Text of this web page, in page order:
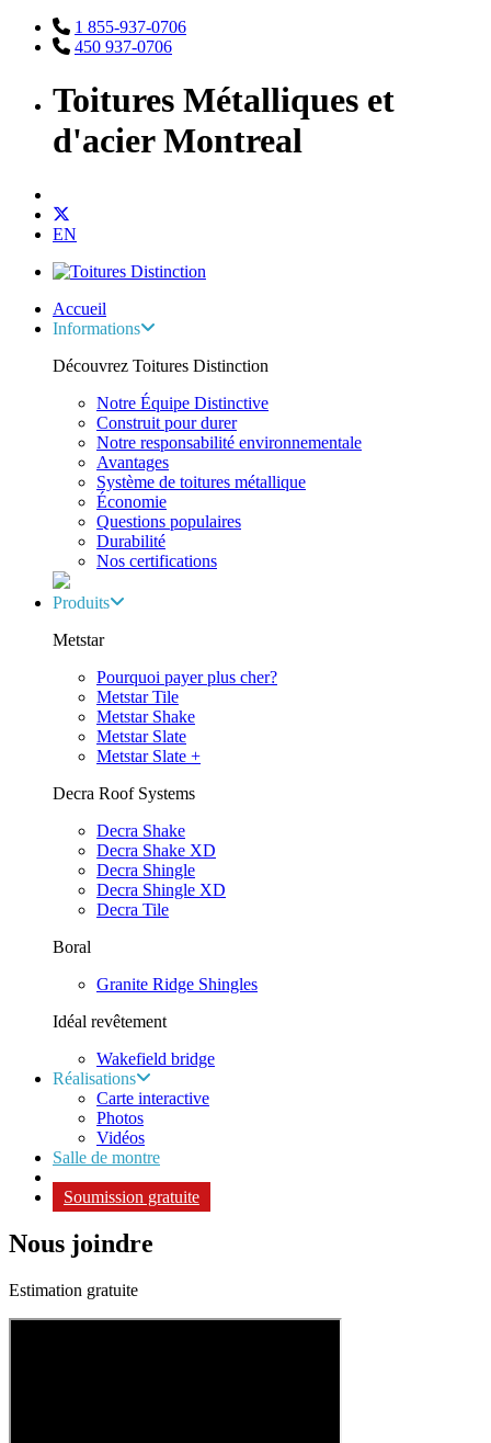
1 855-937-0706
450 937-0706
Toitures Métalliques et
d'acier Montreal
EN
Accueil
Informations
Découvrez Toitures Distinction
Notre Équipe Distinctive
Construit pour durer
Notre responsabilité environnementale
Avantages
Système de toitures métallique
Économie
Questions populaires
Durabilité
Nos certifications
Produits
Metstar
Pourquoi payer plus cher?
Metstar Tile
Metstar Shake
Metstar Slate
Metstar Slate +
Decra Roof Systems
Decra Shake
Decra Shake XD
Decra Shingle
Decra Shingle XD
Decra Tile
Boral
Granite Ridge Shingles
Idéal revêtement
Wakefield bridge
Réalisations
Carte interactive
Photos
Vidéos
Salle de montre
Soumission gratuite
Nous joindre
Estimation gratuite